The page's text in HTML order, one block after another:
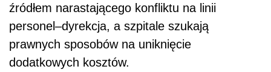
źródłem narastającego konfliktu na linii
personel–dyrekcja, a szpitale szukają
prawnych sposobów na uniknięcie
dodatkowych kosztów.